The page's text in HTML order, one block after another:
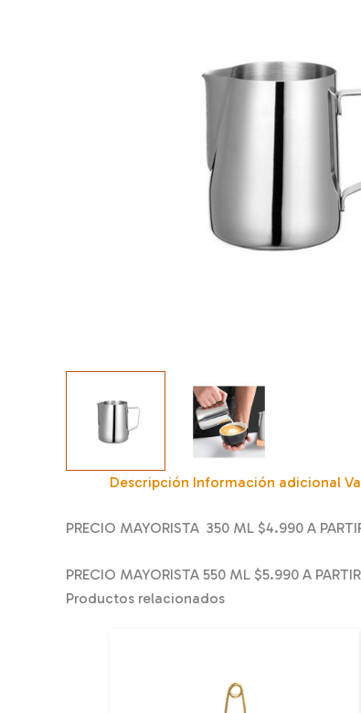
Descripción Información adicional
PRECIO MAYORISTA 350 ML $4.990 A
PRECIO MAYORISTA 550 ML $5.990 A
Productos relacionados